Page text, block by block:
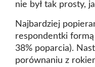
nie był tak prosty,
Najbardziej
respondentki
38% poparcia).
porównaniu z